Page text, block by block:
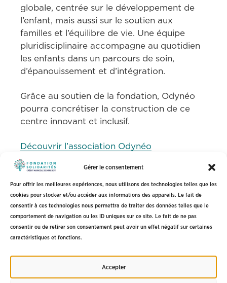
Gérer le consentement
Pour offrir les meilleures expériences, nous utilisons des technologies telles que les
cookies pour stocker et/ou accéder aux informations des appareils. Le fait de
consentir à ces technologies nous permettra de traiter des données telles que le
comportement de navigation ou les ID uniques sur ce site. Le fait de ne pas
consentir ou de retirer son consentement peut avoir un effet négatif sur certaines
caractéristiques et fonctions.
Accepter
globale, centrée sur le développement de
l’enfant, mais aussi sur le soutien aux
familles et l’équilibre de vie. Une équipe
pluridisciplinaire accompagne au quotidien
les enfants dans un parcours de soin,
d’épanouissement et d’intégration.
Grâce au soutien de la fondation, Odynéo
pourra concrétiser la construction de ce
centre innovant et inclusif.
Découvrir l’association Odynéo
Fondation Solidarités Crédit Agricole Centre-est
Mentions légales
Politique de confidentialité